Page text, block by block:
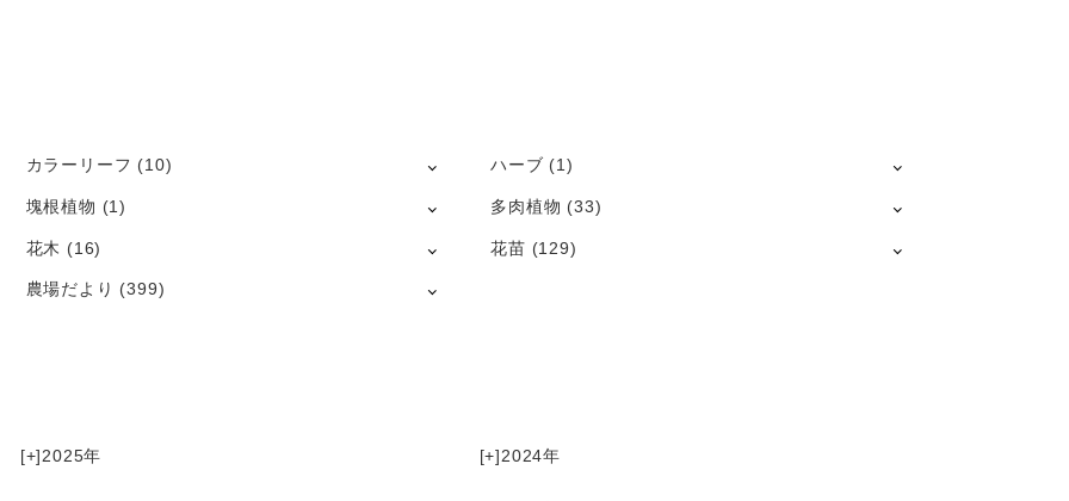
カラーリーフ (10) ハーブ (1)
塊根植物 (1) 多肉植物 (33)
花木 (16) 花苗 (129)
農場だより (399)
[+]2025 [+]2024